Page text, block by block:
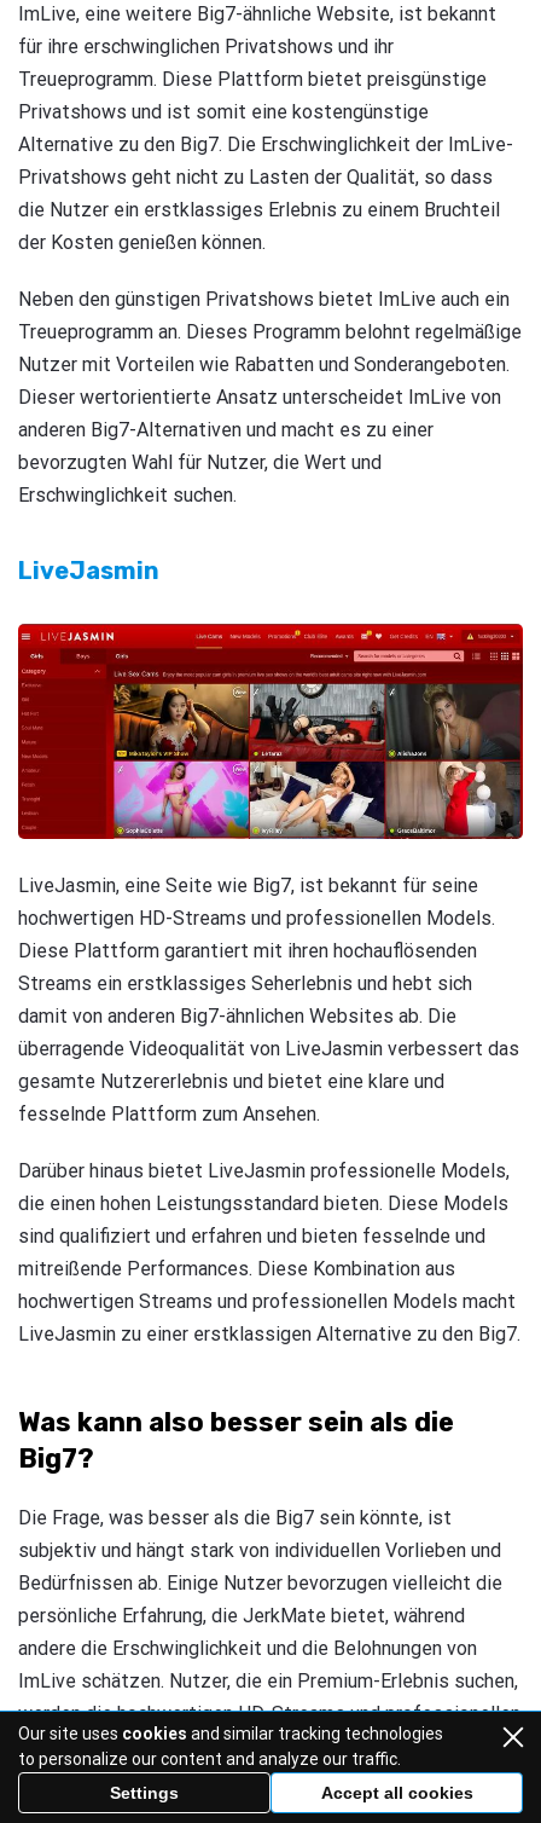
ImLive, eine weitere Big7-ähnliche Website, ist bekannt
für ihre erschwinglichen Privatshows und ihr
Treueprogramm. Diese Plattform bietet preisgünstige
Privatshows und ist somit eine kostengünstige
Alternative zu den Big7. Die Erschwinglichkeit der ImLive-
Privatshows geht nicht zu Lasten der Qualität, so dass
die Nutzer ein erstklassiges Erlebnis zu einem Bruchteil
der Kosten genießen können.
Neben den günstigen Privatshows bietet ImLive auch ein
Treueprogramm an. Dieses Programm belohnt regelmäßige
Nutzer mit Vorteilen wie Rabatten und Sonderangeboten.
Dieser wertorientierte Ansatz unterscheidet ImLive von
anderen Big7-Alternativen und macht es zu einer
bevorzugten Wahl für Nutzer, die Wert und
Erschwinglichkeit suchen.
LiveJasmin
LiveJasmin, eine Seite wie Big7, ist bekannt für seine
hochwertigen HD-Streams und professionellen Models.
Diese Plattform garantiert mit ihren hochauflösenden
Streams ein erstklassiges Seherlebnis und hebt sich
damit von anderen Big7-ähnlichen Websites ab. Die
überragende Videoqualität von LiveJasmin verbessert das
gesamte Nutzererlebnis und bietet eine klare und
fesselnde Plattform zum Ansehen.
Darüber hinaus bietet LiveJasmin professionelle Models,
die einen hohen Leistungsstandard bieten. Diese Models
sind qualifiziert und erfahren und bieten fesselnde und
mitreißende Performances. Diese Kombination aus
hochwertigen Streams und professionellen Models macht
LiveJasmin zu einer erstklassigen Alternative zu den Big7.
Was kann also besser sein als die
Big7?
Die Frage, was besser als die Big7 sein könnte, ist
subjektiv und hängt stark von individuellen Vorlieben und
Bedürfnissen ab. Einige Nutzer bevorzugen vielleicht die
persönliche Erfahrung, die JerkMate bietet, während
andere die Erschwinglichkeit und die Belohnungen von
ImLive schätzen. Nutzer, die ein Premium-Erlebnis suchen,
werden die hochwertigen HD-Streams und professionellen
Models von LiveJasmin attraktiver finden.
Im Wesentlichen wird die Überlegenheit einer Big7-
Our site uses cookies and similar tracking technologies
to personalize our content and analyze our traffic.
Settings
Accept all cookies